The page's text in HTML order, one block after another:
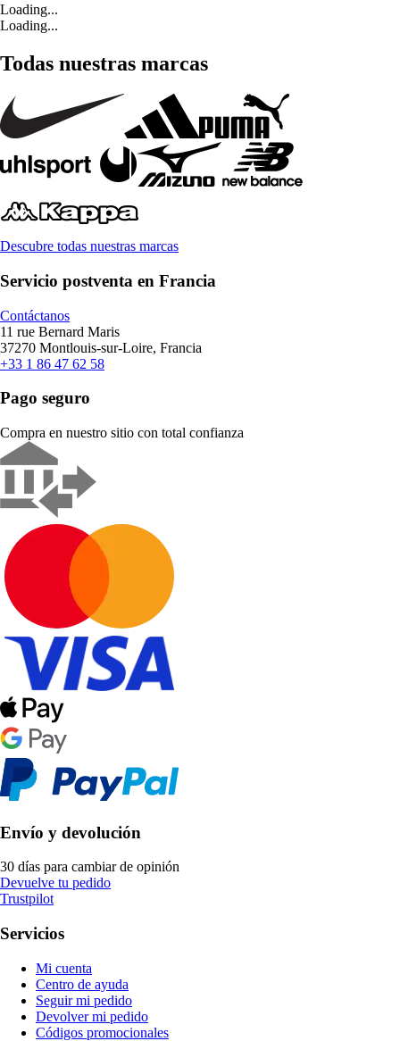
Loading...
Loading...
Todas nuestras marcas
Descubre todas nuestras marcas
Servicio postventa en Francia
Contáctanos
11 rue Bernard Maris
37270 Montlouis-sur-Loire, Francia
+33 1 86 47 62 58
Pago seguro
Compra en nuestro sitio con total confianza
Envío y devolución
30 días para cambiar de opinión
Devuelve tu pedido
Trustpilot
Servicios
Mi cuenta
Centro de ayuda
Seguir mi pedido
Devolver mi pedido
Códigos promocionales